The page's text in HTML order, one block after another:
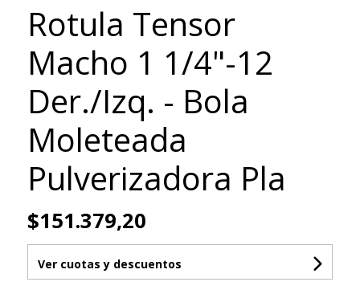
Rotula Tensor
Macho 1 1/4"-12
Der./Izq. - Bola
Moleteada
Pulverizadora Pla
$151.379,20
Ver cuotas y descuentos